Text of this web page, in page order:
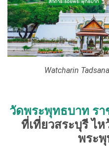
Watcharin
วัดพระพุทธบาท รา
ที่เที่ยวสระบุรี ไ
พระ